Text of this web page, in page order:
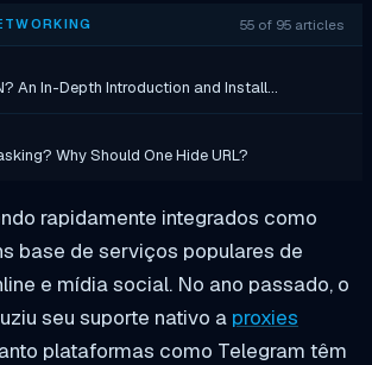
55 of 95 articles
An In-Depth Introduction and Install…
Why Should One Hide URL?
rapidamente integrados como
base de serviços populares de
e mídia social. No ano passado, o
seu suporte nativo a proxies
plataformas como Telegram têm